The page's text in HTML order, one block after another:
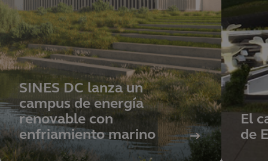
SINES DC lanza un
campus de energía
renovable con
enfriamiento marino
El
de